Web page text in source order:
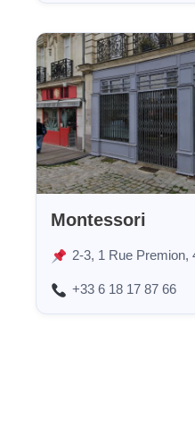
Montessori
2-3, 1 Rue Premion,
+33 6 18 17 87 66